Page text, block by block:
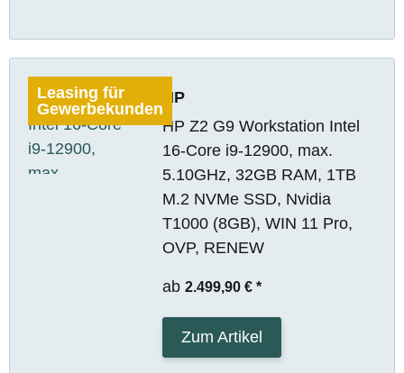
Leasing für
Gewerbekunden
HP
HP Z2 G9 Workstation Intel
16-Core i9-12900, max.
5.10GHz, 32GB RAM, 1TB
M.2 NVMe SSD, Nvidia
T1000 (8GB), WIN 11 Pro,
OVP, RENEW
ab 2.499,90 € *
Zum Artikel